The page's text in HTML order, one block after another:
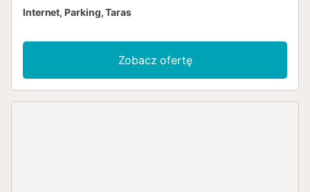
Internet, Parking, Taras
Zobacz ofertę